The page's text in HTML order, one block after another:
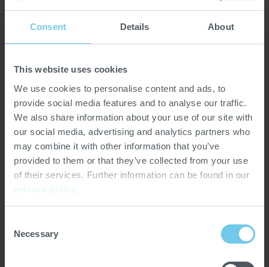
Consent Details About
This website uses cookies
We use cookies to personalise content and ads, to
provide social media features and to analyse our traffic.
We also share information about your use of our site with
our social media, advertising and analytics partners who
may combine it with other information that you’ve
provided to them or that they’ve collected from your use
of their services. Further information can be found in our
privacy policy
Selection
Necessary
Le meilleur torréfacteur d'Allemagne sera désigné ce
entre autres, sur les thèmes du triage des grains verts, du
En résumé, le triage, la torréfaction, la dégustation et le
jugement auront lieu jusqu'à ce que le nouveau
champion allemand de la torréfaction soit sélectionné.
Pour plus d'informations :
https://scagermany.coffee/meisterschaften/deutsche-
roestmeisterschaften/